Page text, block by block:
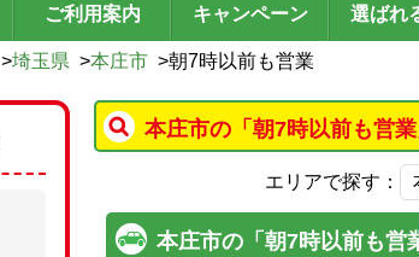
ご利用案内 キャンペーン 選ばれ
>埼玉県 >本庄市 >朝7時以前も営業
本庄市の「朝7時以前も営
エリアで探す：
本庄市の「朝7時以前も営